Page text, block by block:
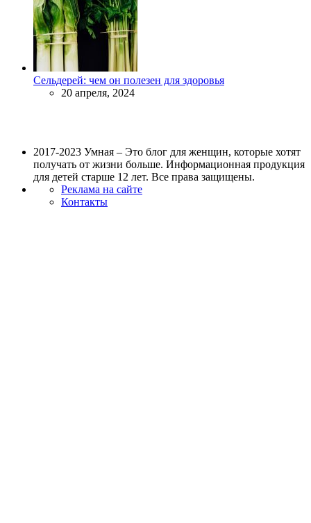
Сельдерей: чем он полезен для здоровья
20 апреля, 2024
2017-2023 Умная – Это блог для женщин, которые хотят
получать от жизни больше. Информационная продукция
для детей старше 12 лет. Все права защищены.
Реклама на сайте
Контакты